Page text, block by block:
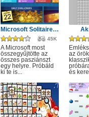
Microsoft Solitaire Collection
45K
A Microsoft most
összegyűjtötte az
összes pasziánszt
egy helyre. Próbáld
ki te is...
az örök
és